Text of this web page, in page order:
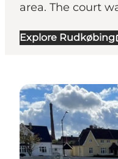
area. The court
Explore Rudkøbing